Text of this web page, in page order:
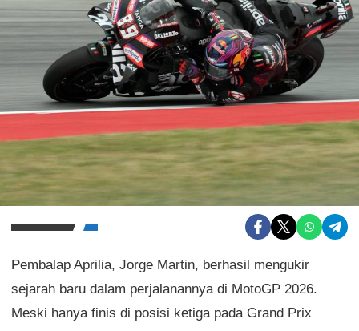
Pembalap Aprilia, Jorge Martin, berhasil mengukir
sejarah baru dalam perjalanannya di MotoGP 2026.
Meski hanya finis di posisi ketiga pada Grand Prix